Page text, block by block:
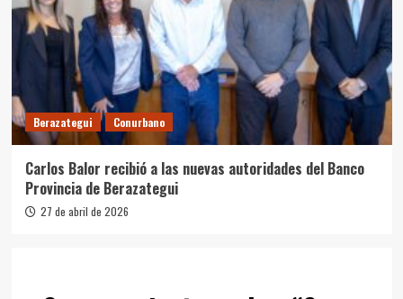
Berazategui Conurbano
Carlos Balor recibió a las nuevas autoridades del Banco
Provincia de Berazategui
27 de abril de 2026